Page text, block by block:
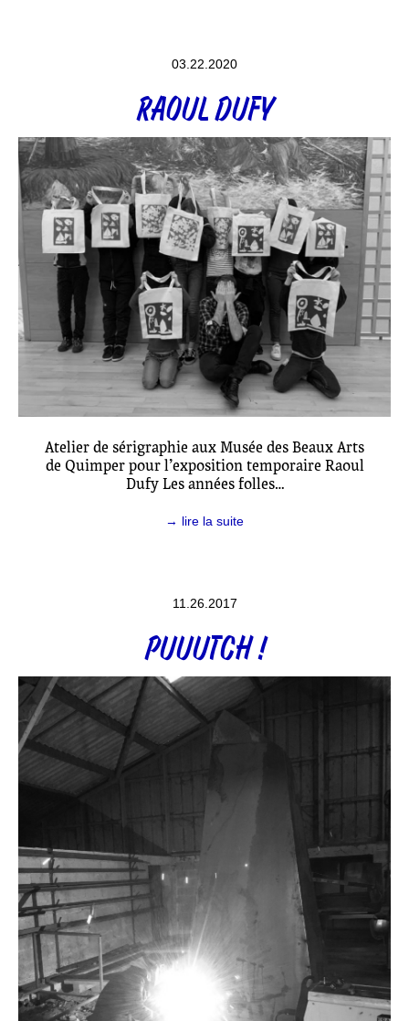
03.22.2020
RAOUL DUFY
Atelier de sérigraphie aux Musée des Beaux Arts
de Quimper pour l’exposition temporaire Raoul
Dufy Les années folles…
→ lire la suite
11.26.2017
PUUUTCH !